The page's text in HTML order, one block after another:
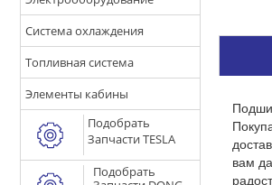
Система охлаждения
Топливная система
Элементы кабины
Подобрать
Запчасти TESLA
Подобрать
вам